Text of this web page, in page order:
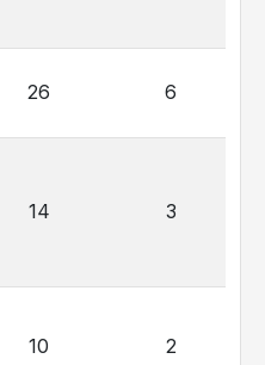
26 6
14 3
10 2